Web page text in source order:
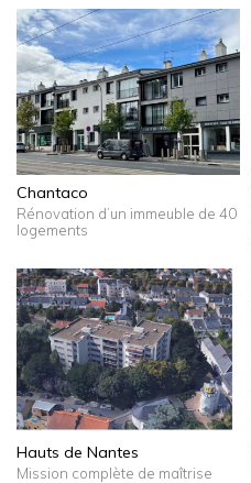
Chantaco
Rénovation d’un immeuble de 40
logements
Hauts de Nantes
Mission complète de maîtrise